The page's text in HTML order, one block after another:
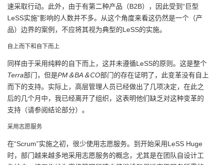
速采取行动。此外，由于有第二种产品（B2B），因此受到“巨型
LeSS实施”影响的人数并不多。从这个角度来看这仍然是一个（产
品）边界的案例，不应将其视为典型的LeSS的实施。
自上而下和自下而上
同样由于采用纯粹的自下而上，这并未遵循LeSS的原则。这是整个
Terra部门，但是PM＆BA＆CO部门的存在证明了，此变革没有自上
而下的支持。实际上，高层管理人员已经做出了几项决定，在此之
后的几个月中，我已经离开了组织，这表明他们缺乏对这种变革的
支持（请参阅结论部分）。
采用志愿服务
在“Scrum”实施之初，很少使用志愿服务。到开始采用LeSS Huge
时，部门越来越多地采用志愿服务的概念，尤其是在团队自设计工